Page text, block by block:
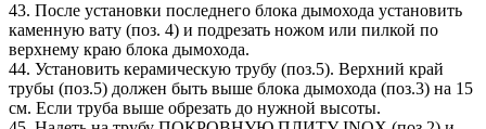
43. После установки последнего блока дымохода установить
каменную вату (поз. 4) и подрезать ножом или пилкой по
верхнему краю блока дымохода.
44. Установить керамическую трубу (поз.5). Верхний край
трубы (поз.5) должен быть выше блока дымохода (поз.3) на 15
см. Если труба выше обрезать до нужной высоты.